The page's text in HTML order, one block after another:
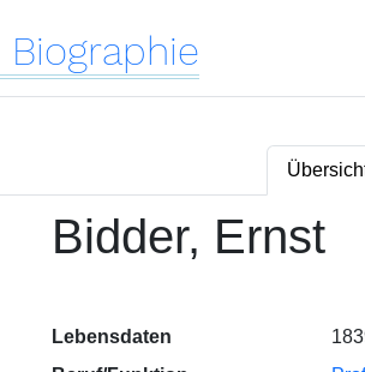
Biographie
Bidder, Ernst
Lebensdaten